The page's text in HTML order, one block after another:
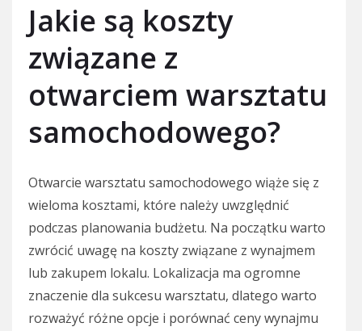
Jakie są koszty
związane z
otwarciem warsztatu
samochodowego?
Otwarcie warsztatu samochodowego wiąże się z
wieloma kosztami, które należy uwzględnić
podczas planowania budżetu. Na początku warto
zwrócić uwagę na koszty związane z wynajmem
lub zakupem lokalu. Lokalizacja ma ogromne
znaczenie dla sukcesu warsztatu, dlatego warto
rozważyć różne opcje i porównać ceny wynajmu